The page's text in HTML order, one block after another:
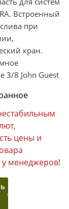
Встроенный
при
кран.
3/8 John Guest
цены и
у менеджеров!